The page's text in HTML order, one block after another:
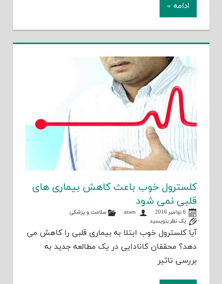
ادامه »
کلسترول خوب باعث کاهش بیماری های
قلبی نمی شود
6 نوامبر 2016 azam
سلامت و پزشکی
یک نظر بنویسید
آیا کلسترول خوب ابتلا به بیماری قلبی را کاهش می
دهد؟ محققان کانادایی در یک مطالعه جدید به
بررسی تاثیر